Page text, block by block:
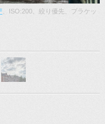
、ISO:200、絞り優先、ブラケッ